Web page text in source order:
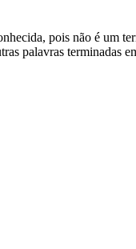
pois não é um
palavras terminadas